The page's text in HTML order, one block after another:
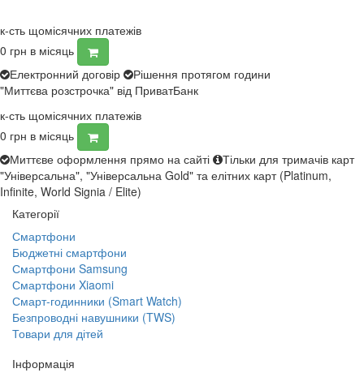
к-сть щомісячних платежів
0 грн в місяць
Електронний договір
Рішення протягом години
"Миттєва розстрочка" від ПриватБанк
к-сть щомісячних платежів
0 грн в місяць
Миттєве оформлення прямо на сайті
Тільки для тримачів карт
"Універсальна", "Універсальна Gold" та елітних карт (Platinum,
Infinite, World Signia / Elite)
Категорії
Смартфони
Бюджетні смартфони
Смартфони Samsung
Смартфони Xiaomi
Смарт-годинники (Smart Watch)
Безпроводні навушники (TWS)
Товари для дітей
Інформація